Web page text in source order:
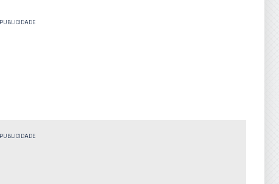
PUBLICIDADE
PUBLICIDADE